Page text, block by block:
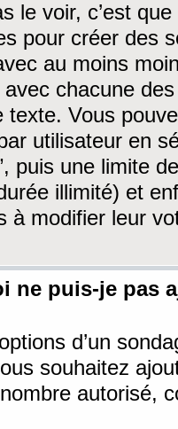
le voir, c’est
pour créer des
au moins
chacune
texte. Vous
utilisateur en
puis une limite
illimité) et
à modifier leur
ne puis-je pas
d’un
souhaitez
autorisé,